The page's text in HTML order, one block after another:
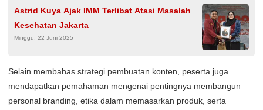
Astrid Kuya Ajak IMM Terlibat Atasi Masalah
Kesehatan Jakarta
Minggu, 22 Juni 2025
Selain membahas strategi pembuatan konten, peserta juga
mendapatkan pemahaman mengenai pentingnya membangun
personal branding, etika dalam memasarkan produk, serta